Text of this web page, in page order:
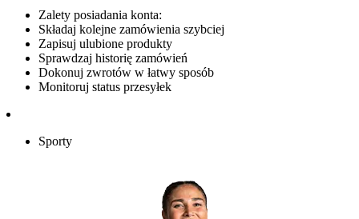
Zalety posiadania konta:
Składaj kolejne zamówienia szybciej
Zapisuj ulubione produkty
Sprawdzaj historię zamówień
Dokonuj zwrotów w łatwy sposób
Monitoruj status przesyłek
Sporty